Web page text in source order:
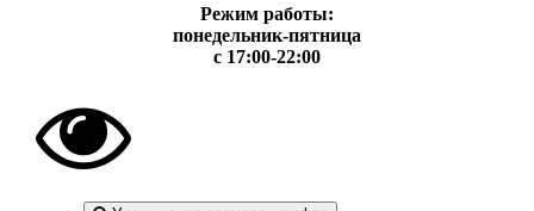
Режим работы:
понедельник-пятница
с 17:00-22:00